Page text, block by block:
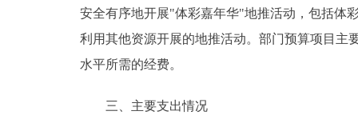
安全有序地开展"体彩嘉年华"地推活动，包括体
利用其他资源开展的地推活动。部门预算项目主
水平所需的经费。
三、主要支出情况